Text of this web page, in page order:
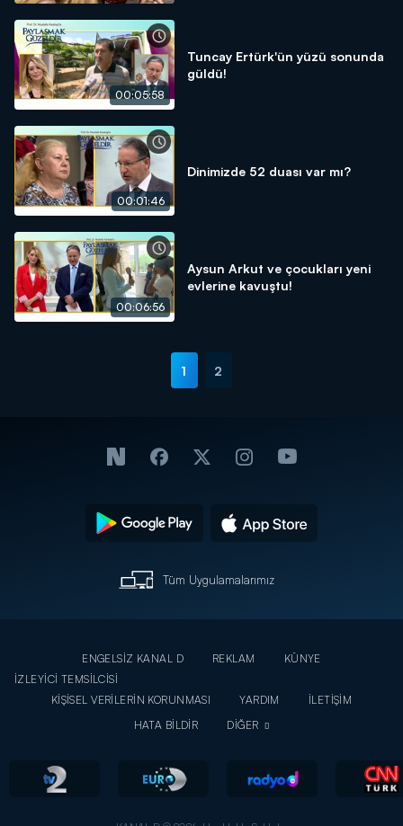
00:05:58
Tuncay Ertürk'ün yüzü sonunda
güldü!
00:01:46
Dinimizde 52 duası var mı?
00:06:56
Aysun Arkut ve çocukları yeni
evlerine kavuştu!
1 2
Tüm Uygulamalarımız
ENGELSİZ KANAL D REKLAM
KÜNYE
İZLEYİCİ TEMSİLCİSİ
KİŞİSEL VERİLERİN KORUNMASI
YARDIM
İLETİŞİM
HATA BİLDİR
DİĞER